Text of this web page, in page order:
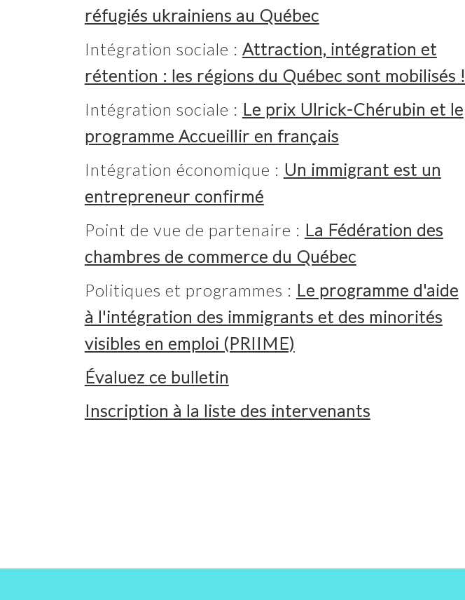
réfugiés ukrainiens au Québec
Intégration sociale : Attraction, intégration et
rétention : les régions du Québec sont mobilisés !
Intégration sociale : Le prix Ulrick-Chérubin et le
programme Accueillir en français
Intégration économique : Un immigrant est un
entrepreneur confirmé
Point de vue de partenaire : La Fédération des
chambres de commerce du Québec
Politiques et programmes : Le programme d'aide
à l'intégration des immigrants et des minorités
visibles en emploi (PRIIME)
Évaluez ce bulletin
Inscription à la liste des intervenants